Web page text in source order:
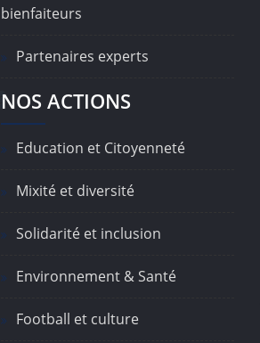
bienfaiteurs
Partenaires experts
NOS ACTIONS
Education et Citoyenneté
Mixité et diversité
Solidarité et inclusion
Environnement & Santé
Football et culture